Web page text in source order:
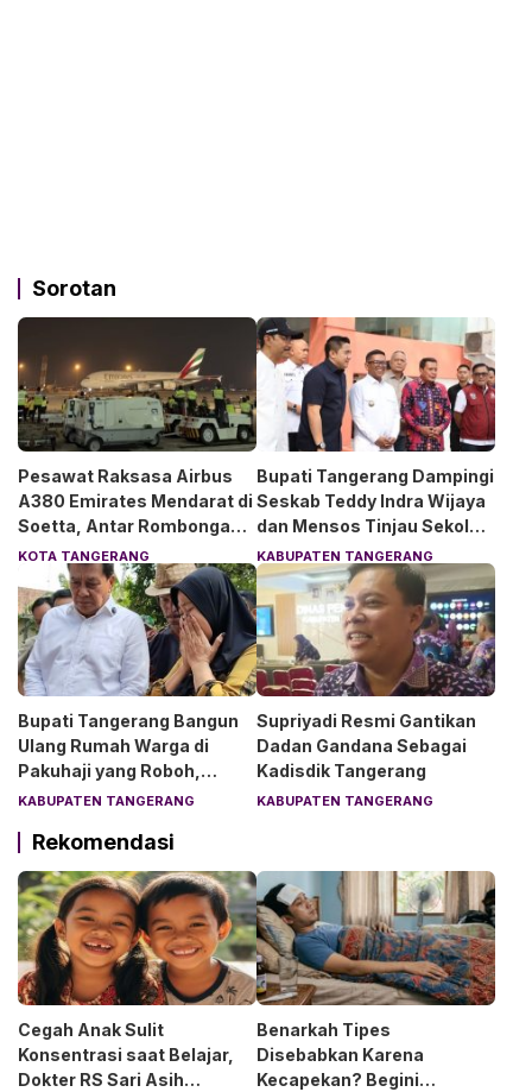
Sorotan
Pesawat Raksasa Airbus
A380 Emirates Mendarat di
Soetta, Antar Rombongan
Chelsea dan AC Milan
KOTA TANGERANG
Bupati Tangerang Dampingi
Seskab Teddy Indra Wijaya
dan Mensos Tinjau Sekolah
Rakyat di Curug
KABUPATEN TANGERANG
Bupati Tangerang Bangun
Ulang Rumah Warga di
Pakuhaji yang Roboh,
Pemilik Menangis Haru
KABUPATEN TANGERANG
Supriyadi Resmi Gantikan
Dadan Gandana Sebagai
Kadisdik Tangerang
KABUPATEN TANGERANG
Rekomendasi
Cegah Anak Sulit
Konsentrasi saat Belajar,
Dokter RS Sari Asih
Benarkah Tipes
Disebabkan Karena
Kecapekan? Begini